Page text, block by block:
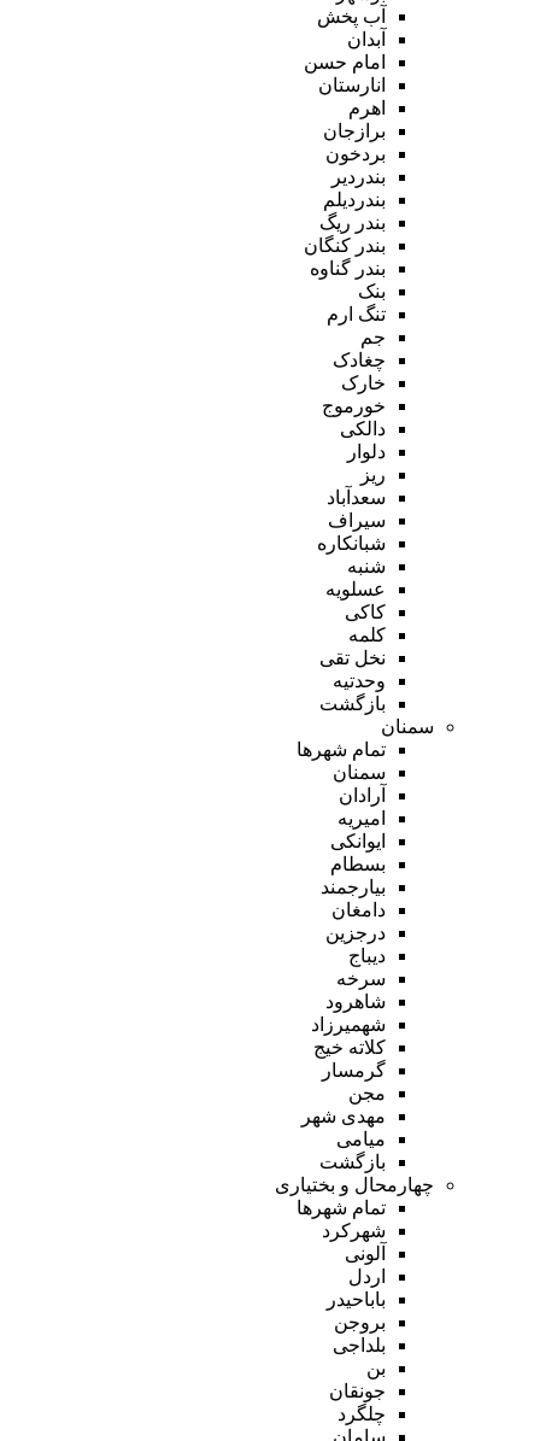
آب پخش
آبدان
امام حسن
انارستان
اهرم
برازجان
بردخون
بندردیر
بندردیلم
بندر ریگ
بندر کنگان
بندر گناوه
بنک
تنگ ارم
جم
چغادک
خارک
خورموج
دالکی
دلوار
ریز
سعدآباد
سیراف
شبانکاره
شنبه
عسلویه
کاکی
کلمه
نخل تقی
وحدتیه
بازگشت
سمنان
تمام شهر‌ها
سمنان
آرادان
امیریه
ایوانکی
بسطام
بیارجمند
دامغان
درجزین
دیباج
سرخه
شاهرود
شهمیرزاد
کلاته خیج
گرمسار
مجن
مهدی شهر
میامی
بازگشت
چهارمحال و بختیاری
تمام شهر‌ها
شهرکرد
آلونی
اردل
باباحیدر
بروجن
بلداجی
بن
جونقان
چلگرد
سامان